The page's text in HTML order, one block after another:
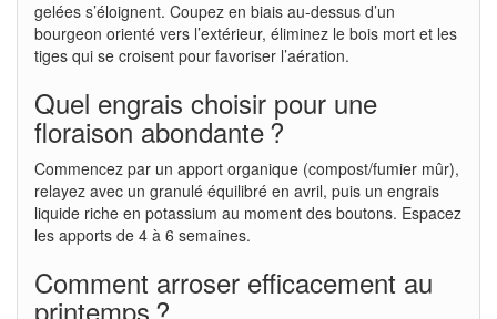
gelées s’éloignent. Coupez en biais au-dessus d’un
bourgeon orienté vers l’extérieur, éliminez le bois mort et les
tiges qui se croisent pour favoriser l’aération.
Quel engrais choisir pour une
floraison abondante ?
Commencez par un apport organique (compost/fumier mûr),
relayez avec un granulé équilibré en avril, puis un engrais
liquide riche en potassium au moment des boutons. Espacez
les apports de 4 à 6 semaines.
Comment arroser efficacement au
printemps ?